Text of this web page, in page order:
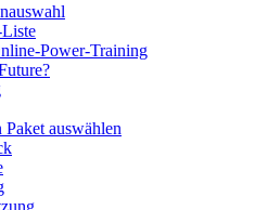
Power-Training
Paket auswählen